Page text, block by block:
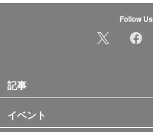
Follow Us
記事
イベント